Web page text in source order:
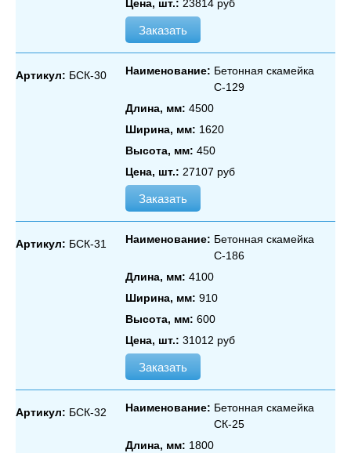
Цена, шт.: 23814 руб
Заказать
Артикул: БСК-30 Наименование: Бетонная скамейка
С‑129
Длина, мм: 4500
Ширина, мм: 1620
Высота, мм: 450
Цена, шт.: 27107 руб
Заказать
Артикул: БСК-31 Наименование: Бетонная скамейка
С‑186
Длина, мм: 4100
Ширина, мм: 910
Высота, мм: 600
Цена, шт.: 31012 руб
Заказать
Артикул: БСК-32 Наименование: Бетонная скамейка
СК‑25
Длина, мм: 1800